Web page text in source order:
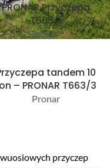
PRONAR Przyczepa
T663/1
Pronar
tandem 10
– PRONAR T663/3
Pronar
przyczep